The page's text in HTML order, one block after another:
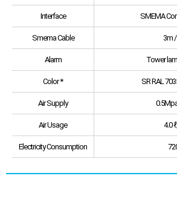
Interface SMEMA
Smema Cable 3m
Alarm Tower
Color * SR RAL
Air Supply
Air Usage 4.0
Electricity Consumption